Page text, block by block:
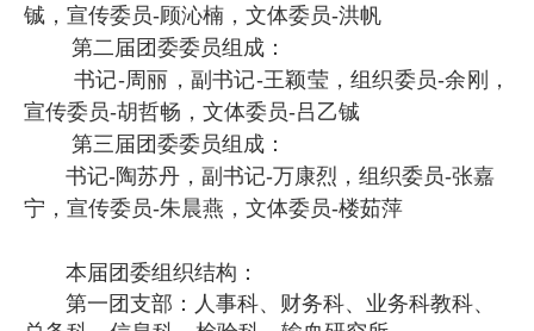
铖，宣传委员-顾沁楠，文体委员-洪帆
第二届团委委员组成：
书记-周丽，副书记-王颖莹，组织委员-余刚，
宣传委员-胡哲畅，文体委员-吕乙铖
第三届团委委员组成：
书记-陶苏丹 ，副书记-万康烈 ，组织委员-张嘉
宁 ，宣传委员-朱晨燕 ，文体委员-楼茹萍
本届团委组织结构：
第一团支部：人事科、财务科、业务科教科、